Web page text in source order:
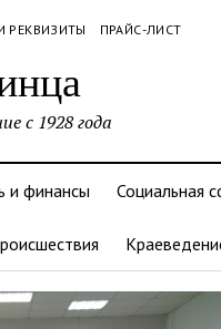
РЕКВИЗИТЫ ПРАЙС-ЛИСТ
с 1928 года
и финансы Социальная